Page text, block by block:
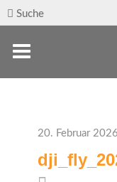
Suche
20. Februar 2026